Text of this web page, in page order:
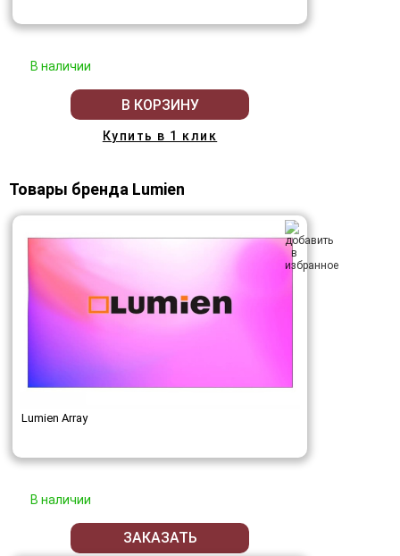
В наличии
В КОРЗИНУ
Купить в 1 клик
Товары бренда Lumien
Lumien Array
В наличии
ЗАКАЗАТЬ